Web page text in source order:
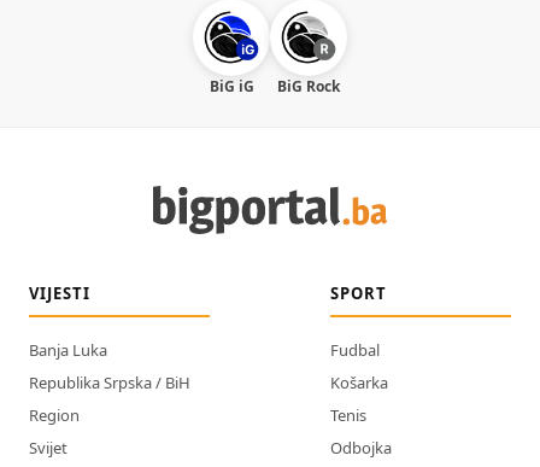
BiG iG BiG Rock
VIJESTI
Banja Luka
Republika Srpska / BiH
Region
Svijet
SPORT
Fudbal
Košarka
Tenis
Odbojka